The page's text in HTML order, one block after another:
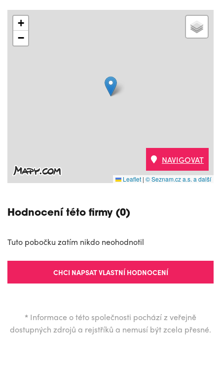
+
−
Leaflet | © Seznam.cz a.s. a další
NAVIGOVAT
Hodnocení této firmy (0)
Tuto pobočku zatím nikdo neohodnotil
CHCI NAPSAT VLASTNÍ HODNOCENÍ
* Informace o této společnosti pochází z veřejně
dostupných zdrojů a rejstříků a nemusí být zcela přesné.